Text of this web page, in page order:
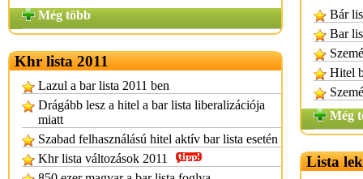
Még több
Khr lista 2011
Lazul a bar lista 2011 ben
Drágább lesz a hitel a bar lista liberalizációja
miatt
Szabad felhasználású hitel aktív bar lista esetén
Khr lista változások 2011
Bár
Bar
Hitel
Még
Lista